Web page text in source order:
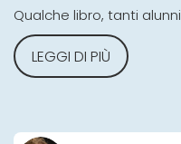
Qualche libro, tanti alunni
LEGGI DI PIÙ